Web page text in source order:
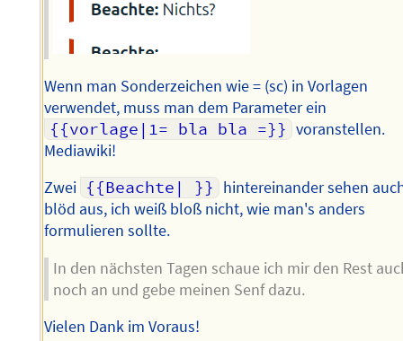
Wenn man Sonderzeichen wie = (sc) in Vorlagen
verwendet, muss man dem Parameter ein
{{vorlage|1= bla bla =}} voranstellen.
Mediawiki!
Zwei {{Beachte| }} hintereinander sehen
blöd aus, ich weiß bloß nicht, wie man's anders
formulieren sollte.
In den nächsten Tagen schaue ich mir den Rest
noch an und gebe meinen Senf dazu.
Vielen Dank im Voraus!